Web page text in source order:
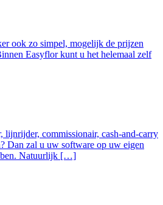
ook zo simpel, mogelijk de prijzen
Easyflor kunt u het helemaal zelf
lijnrijder, commissionair, cash-and-carry
Dan zal u uw software op uw eigen
Natuurlijk […]